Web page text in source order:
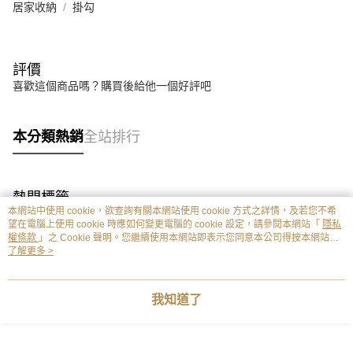
居家收納 掛勾
評價
喜歡這個商品嗎？購買後給他一個好評吧
本分類熱銷全站排行
熱門標籤
本網站中使用 cookie，欲查詢有關本網站使用 cookie 方式之詳情，及若您不希
望在電腦上使用 cookie 時應如何變更電腦的 cookie 設定，請參閱本網站「 隱私
權條款 」之 Cookie 聲明。您繼續使用本網站即表示您同意本公司得按本網站使
用條款之 Cookie 聲明使用 cookie。
了解更多 >
我知道了